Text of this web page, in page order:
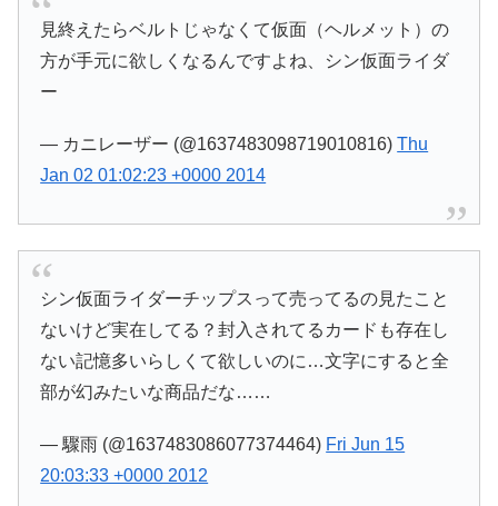
見終えたらベルトじゃなくて仮面（ヘルメット）の
方が手元に欲しくなるんですよね、シン仮面ライダ
ー
— カニレーザー (@1637483098719010816)Thu
Jan 02 01:02:23 +0000 2014
シン仮面ライダーチップスって売ってるの見たこと
ないけど実在してる？封入されてるカードも存在し
ない記憶多いらしくて欲しいのに…文字にすると全
部が幻みたいな商品だな……
— 驟雨 (@1637483086077374464) Fri Jun 15
20:03:33 +0000 2012